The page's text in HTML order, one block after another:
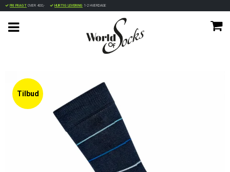
FRI FRAGT OVER 400,- HURTIG LEVERING 1-2 HVERDAGE
Tilbud